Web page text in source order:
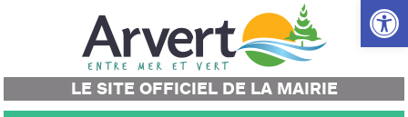
Ouvrir
LE SITE OFFICIEL DE LA MAIRIE